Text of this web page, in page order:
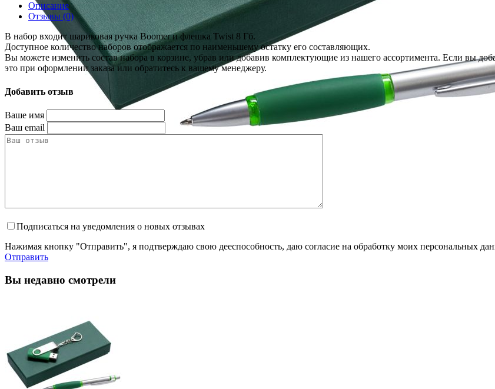
Описание
Отзывы (0)
В набор входит шариковая ручка Boomer и флешка Twist 8 Гб.
Доступное количество наборов отображается по наименьшему остатку его составляющих.
Вы можете изменить состав набора в корзине, убрав или добавив комплектующие из нашего ассортимента. Если вы
это при оформлении заказа или обратитесь к вашему менеджеру.
Добавить отзыв
Ваше имя
Ваш email
Подписаться на уведомления о новых отзывах
Нажимая кнопку "Отправить", я подтверждаю свою дееспособность, даю согласие на обработку моих персональных
Отправить
Вы недавно смотрели